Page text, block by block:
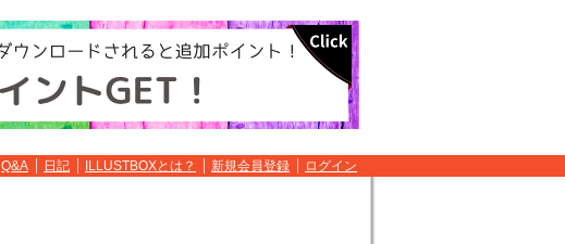
Q&A 日記 ILLUSTBOXとは？ 新規会員登録 ログイン